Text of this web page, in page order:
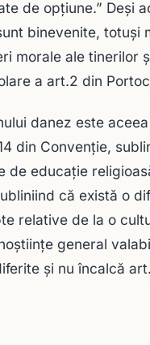
de opţiune.” Deşi
binevenite,
morale ale tinerilor
a art.2 din
danez este
din Convenţie,
de educaţie
că există o
relative de la o
general
şi nu încalcă